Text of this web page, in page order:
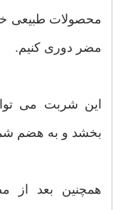
محصولات طبیعی
مضر دوری کنیم.
این شربت می
بخشد و به هضم
همچنین بعد از